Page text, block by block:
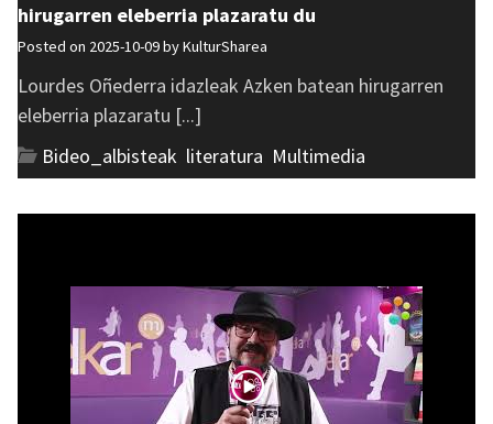
hirugarren eleberria plazaratu du
Posted on 2025-10-09 byKulturSharea
Lourdes Oñederra idazleak Azken batean hirugarren
eleberria plazaratu [...]
Bideo_albisteak literatura Multimedia